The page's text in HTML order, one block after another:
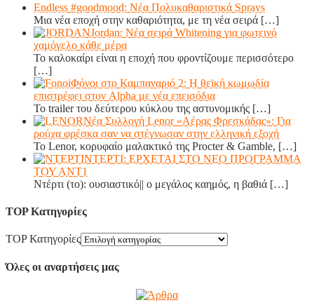
Endless #goodmood: Νέα Πολυκαθαριστικά Sprays
Μια νέα εποχή στην καθαριότητα, με τη νέα σειρά […]
Jordan: Νέα σειρά Whitening για φωτεινό
χαμόγελο κάθε μέρα
Το καλοκαίρι είναι η εποχή που φροντίζουμε περισσότερο
[…]
Φόνοι στο Καμπαναριό 2: Η θεϊκή κωμωδία
επιστρέφει στον Alpha με νέα επεισόδια
Το trailer του δεύτερου κύκλου της αστυνομικής […]
Νέα Συλλογή Lenor «Αέρας Φρεσκάδας»: Για
ρούχα φρέσκα σαν να στέγνωσαν στην ελληνική εξοχή
Το Lenor, κορυφαίο μαλακτικό της Procter & Gamble, […]
ΝΤΕΡΤΙ: ΕΡΧΕΤΑΙ ΣΤΟ ΝΕΟ ΠΡΟΓΡΑΜΜΑ
ΤΟΥ ΑΝΤ1
Ντέρτι (το): ουσιαστικό|| ο μεγάλος καημός, η βαθιά […]
TOP Κατηγορίες
TOP Κατηγορίες
Όλες οι αναρτήσεις μας